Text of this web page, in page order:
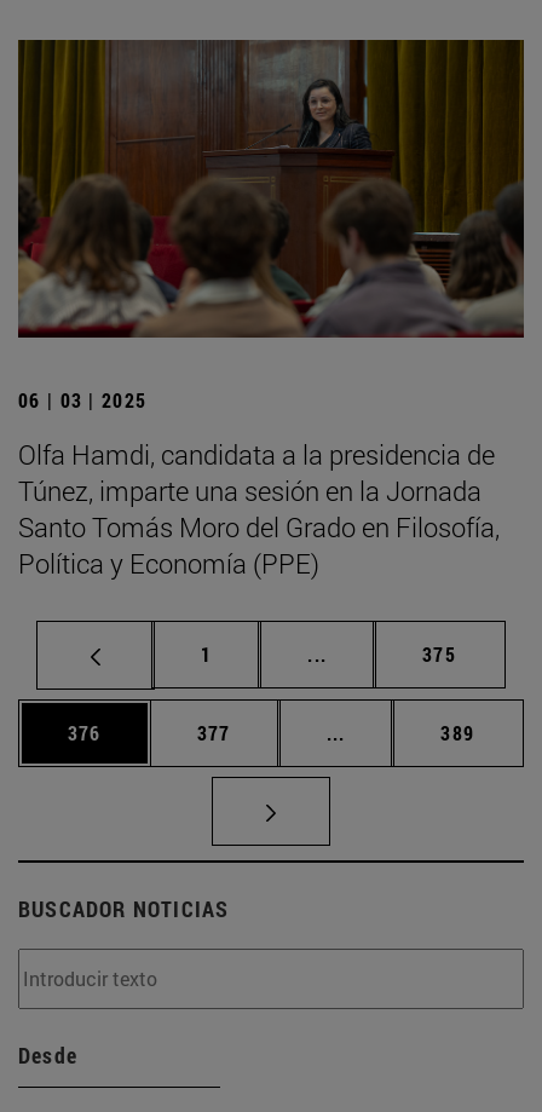
06 | 03 | 2025
Olfa Hamdi, candidata a la presidencia de
Túnez, imparte una sesión en la Jornada
Santo Tomás Moro del Grado en Filosofía,
Política y Economía (PPE)
Página
1 ... Páginas intermedias
Página
375
Página
376 Página
377 ... Páginas intermedias
Página
389
BUSCADOR NOTICIAS
Desde